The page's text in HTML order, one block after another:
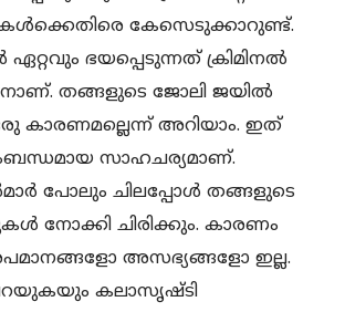
കേസെടുക്കാറുണ്ട്.
ഏറ്റവും ഭയപ്പെടുന്നത് ക്രിമിനൽ
തങ്ങളുടെ ജോലി ജയിൽ
കാരണമല്ലെന്ന് അറിയാം. ഇത്
സാഹചര്യമാണ്.
പോലും ചിലപ്പോൾ തങ്ങളുടെ
നോക്കി ചിരിക്കും. കാരണം
അസഭ്യങ്ങളോ ഇല്ല.
കലാസൃഷ്ടി